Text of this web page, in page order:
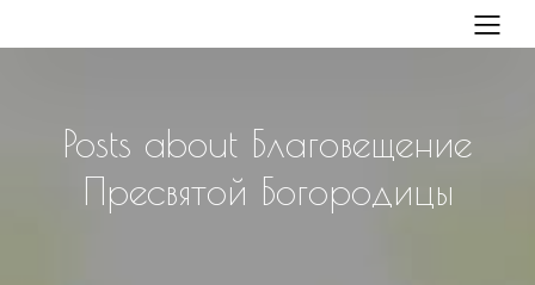
Posts about Благовещение
Пресвятой Богородицы